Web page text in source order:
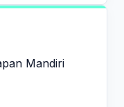
Mandiri